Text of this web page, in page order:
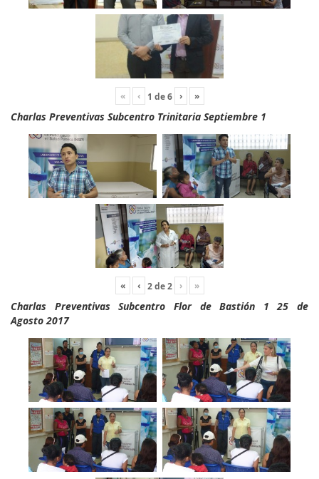
« ‹ 1 de6 › »
Charlas Preventivas Subcentro Trinitaria Septiembre 1
« ‹ 2de2 › »
Charlas Preventivas Subcentro Flor de Bastión 1 25 de
Agosto 2017